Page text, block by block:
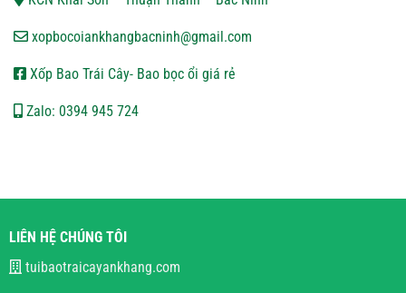
xopbocoiankhangbacninh@gmail.com
Xốp Bao Trái Cây- Bao bọc ổi giá rẻ
Zalo: 0394 945 724
LIÊN HỆ CHÚNG TÔI
tuibaotraicayankhang.com